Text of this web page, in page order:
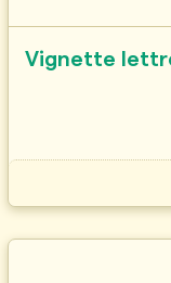
Vignette